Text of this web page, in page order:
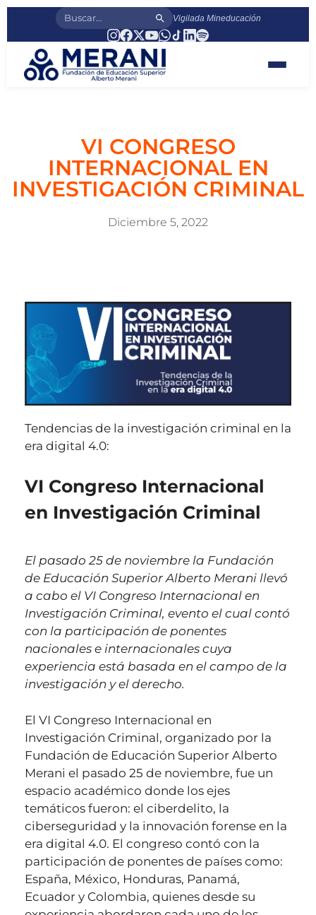
Vigilada Mineducación
VI CONGRESO
INTERNACIONAL EN
INVESTIGACIÓN CRIMINAL
Diciembre 5, 2022
Tendencias de la investigación criminal en la
era digital 4.0:
VI Congreso Internacional
en Investigación Criminal
El pasado 25 de noviembre la Fundación
de Educación Superior Alberto Merani llevó
a cabo el VI Congreso Internacional en
Investigación Criminal, evento el cual contó
con la participación de ponentes
nacionales e internacionales cuya
experiencia está basada en el campo de la
investigación y el derecho.
El VI Congreso Internacional en
Investigación Criminal, organizado por la
Fundación de Educación Superior Alberto
Merani el pasado 25 de noviembre, fue un
espacio académico donde los ejes
temáticos fueron: el ciberdelito, la
ciberseguridad y la innovación forense en la
era digital 4.0. El congreso contó con la
participación de ponentes de países como:
España, México, Honduras, Panamá,
Ecuador y Colombia, quienes desde su